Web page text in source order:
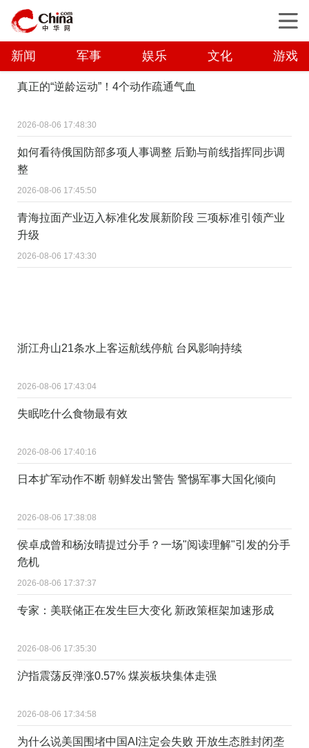
新闻 军事 娱乐 文化 游戏
真正的“逆龄运动”！4个动作疏通气血
2026-08-06 17:48:30
如何看待俄国防部多项人事调整 后勤与前线指挥同步调
整
2026-08-06 17:45:50
青海拉面产业迈入标准化发展新阶段 三项标准引领产业
升级
2026-08-06 17:43:30
浙江舟山21条水上客运航线停航 台风影响持续
2026-08-06 17:43:04
失眠吃什么食物最有效
2026-08-06 17:40:16
日本扩军动作不断 朝鲜发出警告 警惕军事大国化倾向
2026-08-06 17:38:08
侯卓成曾和杨汝晴提过分手？一场"阅读理解"引发的分手
危机
2026-08-06 17:37:37
专家：美联储正在发生巨大变化 新政策框架加速形成
2026-08-06 17:35:30
沪指震荡反弹涨0.57% 煤炭板块集体走强
2026-08-06 17:34:58
为什么说美国围堵中国AI注定会失败 开放生态胜封闭垄